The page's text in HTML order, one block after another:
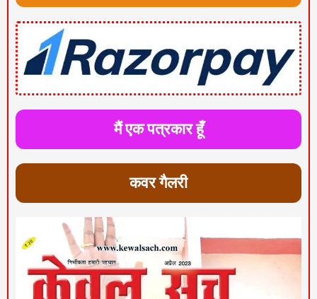
मैं एक पत्रकार हूँ
कवर गैलरी